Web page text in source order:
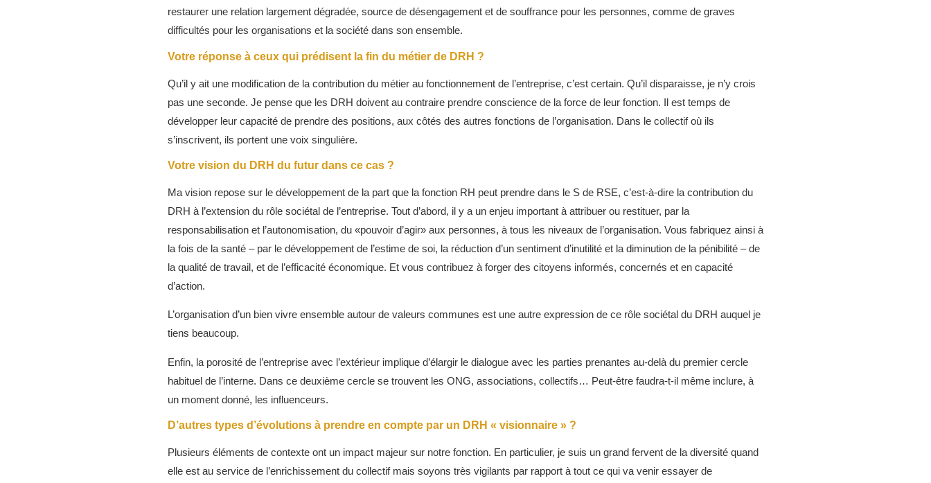
restaurer une relation largement dégradée, source de désengagement et de souffrance pour les personnes, comme de graves
difficultés pour les organisations et la société dans son ensemble.
Votre réponse à ceux qui prédisent la fin du métier de DRH ?
Qu’il y ait une modification de la contribution du métier au fonctionnement de l’entreprise, c’est certain. Qu’il disparaisse, je n’y crois
pas une seconde. Je pense que les DRH doivent au contraire prendre conscience de la force de leur fonction. Il est temps de
développer leur capacité de prendre des positions, aux côtés des autres fonctions de l’organisation. Dans le collectif où ils
s’inscrivent, ils portent une voix singulière.
Votre vision du DRH du futur dans ce cas ?
Ma vision repose sur le développement de la part que la fonction RH peut prendre dans le S de RSE, c’est-à-dire la contribution du
DRH à l’extension du rôle sociétal de l’entreprise. Tout d’abord, il y a un enjeu important à attribuer ou restituer, par la
responsabilisation et l’autonomisation, du «pouvoir d’agir» aux personnes, à tous les niveaux de l’organisation. Vous fabriquez ainsi à
la fois de la santé – par le développement de l’estime de soi, la réduction d’un sentiment d’inutilité et la diminution de la pénibilité – de
la qualité de travail, et de l’efficacité économique. Et vous contribuez à forger des citoyens informés, concernés et en capacité
d’action.
L’organisation d’un bien vivre ensemble autour de valeurs communes est une autre expression de ce rôle sociétal du DRH auquel je
tiens beaucoup.
Enfin, la porosité de l’entreprise avec l’extérieur implique d’élargir le dialogue avec les parties prenantes au-delà du premier cercle
habituel de l’interne. Dans ce deuxième cercle se trouvent les ONG, associations, collectifs… Peut-être faudra-t-il même inclure, à
un moment donné, les influenceurs.
D’autres types d’évolutions à prendre en compte par un DRH « visionnaire » ?
Plusieurs éléments de contexte ont un impact majeur sur notre fonction. En particulier, je suis un grand fervent de la diversité quand
elle est au service de l’enrichissement du collectif mais soyons très vigilants par rapport à tout ce qui va venir essayer de